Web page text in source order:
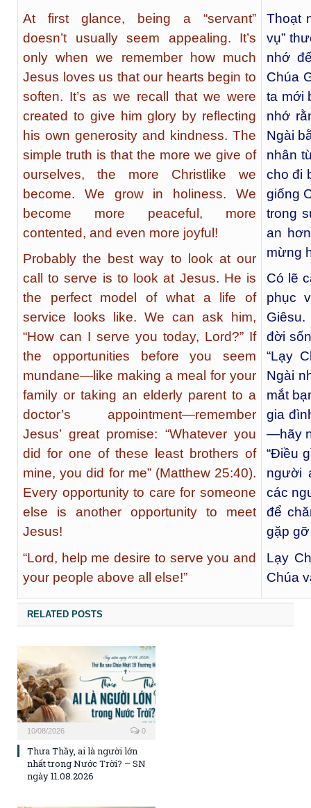
At first glance, being a “servant”
doesn’t usually seem appealing. It’s
only when we remember how much
Jesus loves us that our hearts begin to
soften. It’s as we recall that we were
created to give him glory by reflecting
his own generosity and kindness. The
simple truth is that the more we give of
ourselves, the more Christlike we
become. We grow in holiness. We
become more peaceful, more
contented, and even more joyful!
Probably the best way to look at our
call to serve is to look at Jesus. He is
the perfect model of what a life of
service looks like. We can ask him,
“How can I serve you today, Lord?” If
the opportunities before you seem
mundane—like making a meal for your
family or taking an elderly parent to a
doctor’s appointment—remember
Jesus’ great promise: “Whatever you
did for one of these least brothers of
mine, you did for me” (Matthew 25:40).
Every opportunity to care for someone
else is another opportunity to meet
Jesus!
“Lord, help me desire to serve you and
your people above all else!”
Thoạt
vụ”
nhớ
Chúa
ta mới
nhớ
Ngài
nhân
cho đi
giống
trong
an
mừng
Có lẽ
phục
đời
“Lạy
Ngài
mắt
gia
—hãy
“Điều
người
các
để
gặp
Lạy
Chúa
RELATED POSTS
10/08/2026 0
Thưa Thầy, ai là người lớn
nhất trong Nước Trời? – SN
ngày 11.08.2026